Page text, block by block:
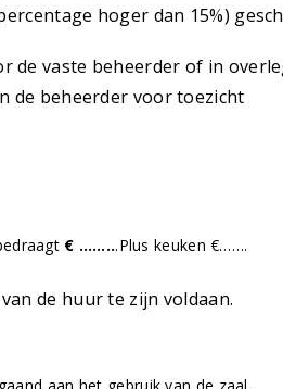
hoger dan 15%)
de vaste beheerder of in
de beheerder voor toezicht
€ ……...Plus keuken €…….
van de huur te zijn voldaan.